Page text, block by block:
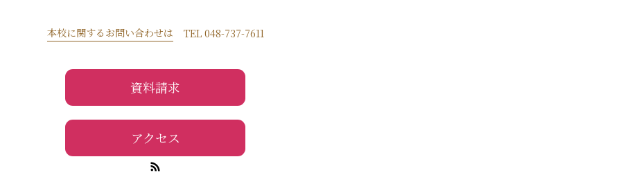
本校に関するお問い合わせは TEL 048-737-7611
資料請求
アクセス